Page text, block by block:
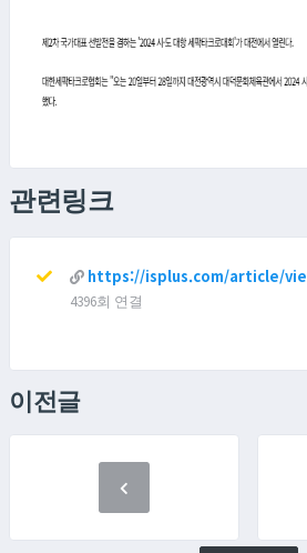
관련링크
https://isplus.com/article/
4396회 연결
이전글